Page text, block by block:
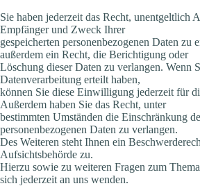
Sie haben jederzeit das Recht, unentgeltlich
Empfänger und Zweck Ihrer
gespeicherten personenbezogenen Daten zu
außerdem ein Recht, die Berichtigung oder
Löschung dieser Daten zu verlangen. Wenn
Datenverarbeitung erteilt haben,
können Sie diese Einwilligung jederzeit für
Außerdem haben Sie das Recht, unter
bestimmten Umständen die Einschränkung
personenbezogenen Daten zu verlangen.
Des Weiteren steht Ihnen ein
Aufsichtsbehörde zu.
Hierzu sowie zu weiteren Fragen zum
sich jederzeit an uns wenden.